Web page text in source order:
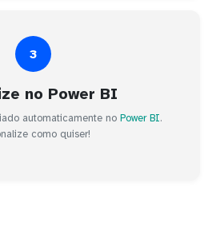
3
no Power BI
automaticamente no Power BI.
como quiser!